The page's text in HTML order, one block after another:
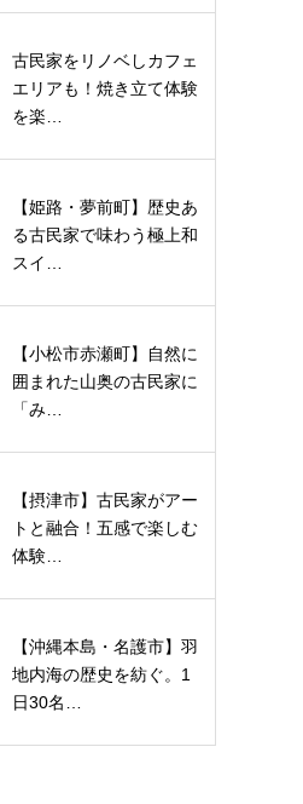
古民家をリノベしカフェ
エリアも！焼き立て体験
を楽…
【姫路・夢前町】歴史あ
る古民家で味わう極上和
スイ…
【小松市赤瀬町】自然に
囲まれた山奥の古民家に
「み…
【摂津市】古民家がアー
トと融合！五感で楽しむ
体験…
【沖縄本島・名護市】羽
地内海の歴史を紡ぐ。1
日30名…